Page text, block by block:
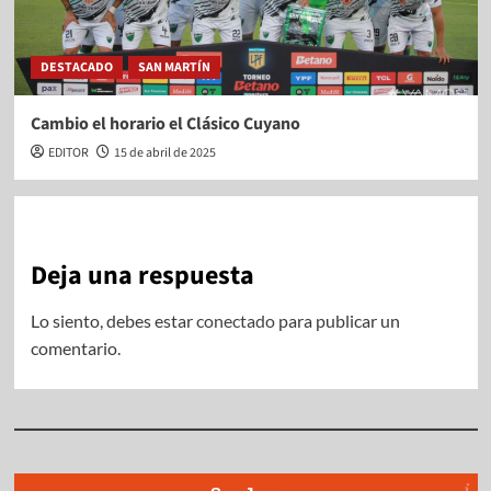
DESTACADO SAN MARTÍN
Cambio el horario el Clásico Cuyano
EDITOR 15 de abril de 2025
Deja una respuesta
Lo siento, debes estarconectadopara publicar un
comentario.